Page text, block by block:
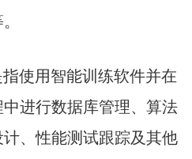
使用智能训练软件并在
进行数据库管理、算法
、性能测试跟踪及其他